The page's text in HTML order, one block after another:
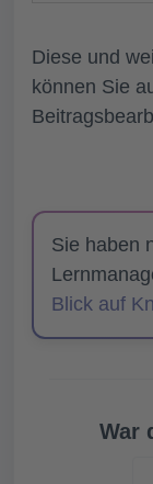
Diese und
können Sie
Sie haben
Blick auf
War